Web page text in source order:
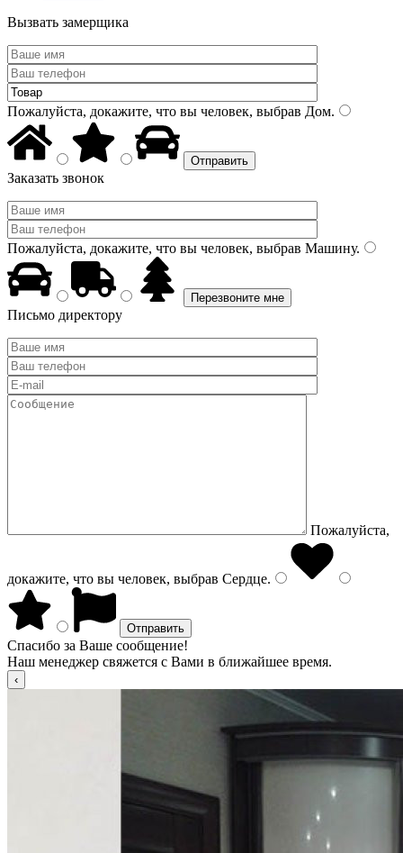
Вызвать замерщика
Пожалуйста, докажите, что вы человек, выбрав Дом.
Заказать звонок
Пожалуйста, докажите, что вы человек, выбрав Машину.
Письмо директору
Пожалуйста,
докажите, что вы человек, выбрав Сердце.
Спасибо за Ваше сообщение!
Наш менеджер свяжется с Вами в ближайшее время.